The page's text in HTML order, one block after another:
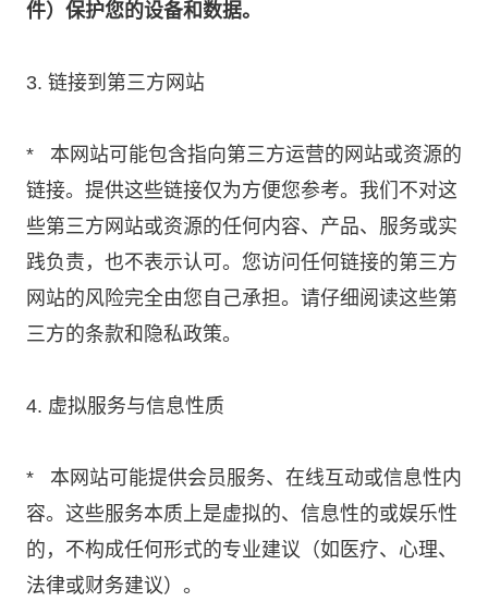
件）保护您的设备和数据。
3. 链接到第三方网站
* 本网站可能包含指向第三方运营的网站或资源的
链接。提供这些链接仅为方便您参考。我们不对这
些第三方网站或资源的任何内容、产品、服务或实
践负责，也不表示认可。您访问任何链接的第三方
网站的风险完全由您自己承担。请仔细阅读这些第
三方的条款和隐私政策。
4. 虚拟服务与信息性质
* 本网站可能提供会员服务、在线互动或信息性内
容。这些服务本质上是虚拟的、信息性的或娱乐性
的，不构成任何形式的专业建议（如医疗、心理、
法律或财务建议）。